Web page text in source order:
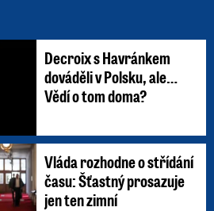
Decroix s Havránkem
dováděli v Polsku, ale…
Vědí o tom doma?
Vláda rozhodne o střídání
času: Šťastný prosazuje
jen ten zimní